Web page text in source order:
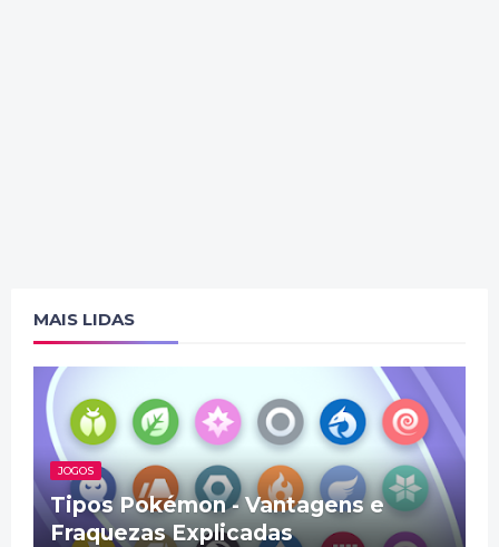
MAIS LIDAS
JOGOS
Tipos Pokémon - Vantagens e
Fraquezas Explicadas